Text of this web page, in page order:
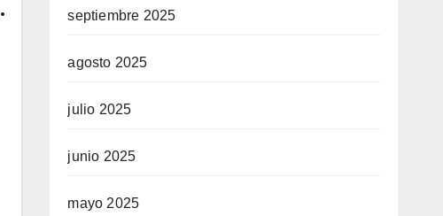
septiembre 2025
agosto 2025
julio 2025
junio 2025
mayo 2025